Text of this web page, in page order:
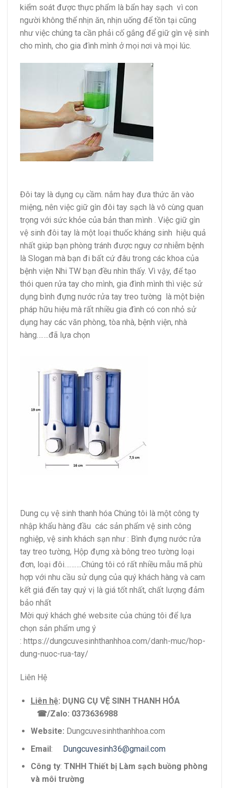
kiểm soát được thực phẩm là bẩn hay sạch vì con
người không thể nhịn ăn, nhịn uống để tồn tại cũng
như việc chúng ta cần phải cố gắng để giữ gìn vệ sinh
cho mình, cho gia đình mình ở mọi nơi và mọi lúc.
Đôi tay là dụng cụ cầm. nắm hay đưa thức ăn vào
miệng, nên việc giữ gìn đôi tay sạch là vô cùng quan
trọng với sức khỏe của bản than mình . Việc giữ gìn
vệ sinh đôi tay là một loại thuốc kháng sinh hiệu quả
nhất giúp bạn phòng tránh được nguy cơ nhiễm bệnh
là Slogan mà bạn đi bất cứ đâu trong các khoa của
bệnh viện Nhi TW bạn đều nhìn thấy. Vì vậy, để tạo
thói quen rửa tay cho mình, gia đình mình thì việc sử
dụng bình đựng nước rửa tay treo tường là một biện
pháp hữu hiệu mà rất nhiều gia đình có con nhỏ sử
dụng hay các văn phòng, tòa nhà, bệnh viện, nhà
hàng…….đã lựa chọn
Dung cụ vệ sinh thanh hóa Chúng tôi là một công ty
nhập khẩu hàng đầu các sản phẩm vệ sinh công
nghiệp, vệ sinh khách sạn như : Bình đựng nước rửa
tay treo tường, Hộp đựng xà bông treo tường loại
đơn, loại đôi……….Chúng tôi có rất nhiều mẫu mã phù
hợp với nhu cầu sử dụng của quý khách hàng và cam
kết giá đến tay quý vị là giá tốt nhất, chất lượng đảm
bảo nhất
Mời quý khách ghé website của chúng tôi để lựa
chọn sản phẩm ưng ý
: https://dungcuvesinhthanhhoa.com/danh-muc/hop-
dung-nuoc-rua-tay/
Liên Hệ
Liên hệ: DỤNG CỤ VỆ SINH THANH HÓA
☎/Zalo: 0373636988
Website: Dungcuvesinhthanhhoa.com
Email: Dungcuvesinh36@gmail.com
Công ty: TNHH Thiết bị Làm sạch buồng phòng
và môi trường